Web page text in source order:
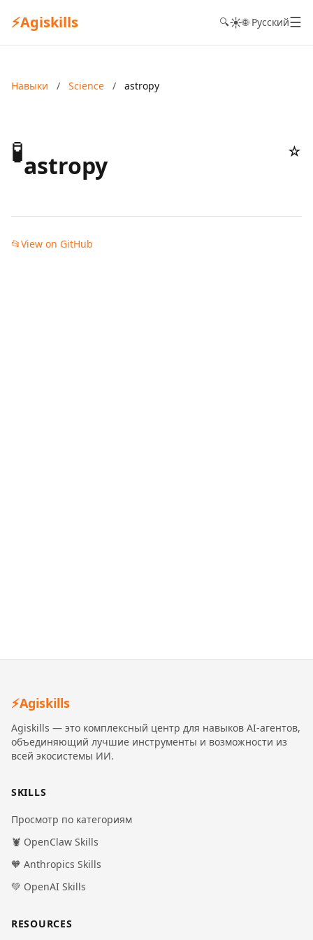
⚡Agiskills 🔍☀️🌐 Русский☰
Навыки / Science / astropy
🧪astropy ☆
📂View on GitHub
⚡Agiskills
Agiskills — это комплексный центр для навыков AI-агентов,
объединяющий лучшие инструменты и возможности из
всей экосистемы ИИ.
SKILLS
Просмотр по категориям
🦞 OpenClaw Skills
🧡 Anthropics Skills
💚 OpenAI Skills
RESOURCES